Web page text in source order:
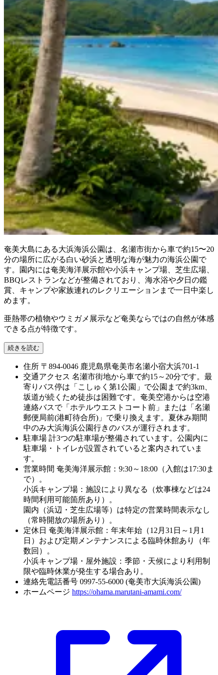
奄美大島にある大浜海浜公園は、名瀬市街から車で約15〜20
分の場所に広がる白い砂浜と透明な海が魅力の海浜公園で
す。園内には奄美海洋展示館や小浜キャンプ場、芝生広場、
BBQレストランなどが整備されており、海水浴や夕日の鑑
賞、キャンプや家族連れのレクリエーションまで一日中楽し
めます。
亜熱帯の植物やウミガメ展示など奄美ならではの自然が体感
できる点が特徴です。
続きを読む
住所 〒894-0046 鹿児島県奄美市名瀬小宿大浜701-1
交通アクセス 名瀬市街地から車で約15～20分です。最
寄りバス停は「こしゅく第1公園」で公園まで約3km、
坂道が続くため徒歩は困難です。奄美空港からは空港
連絡バスで「ホテルウエストコート前」または「名瀬
郵便局前(港町待合所)」で乗り換えます。夏休み期間
中のみ大浜海浜公園行きのバスが運行されます。
駐車場 計3つの駐車場が整備されています。公園内に
駐車場・トイレが設置されていると案内されていま
す。
営業時間 奄美海洋展示館：9:30～18:00（入館は17:30ま
で）。
小浜キャンプ場：施設により異なる（炊事棟などは24
時間利用可能箇所あり）。
園内（浜辺・芝生広場等）は特定の営業時間表示なし
（常時開放の場所あり）。
定休日 奄美海洋展示館：年末年始（12月31日～1月1
日）および定期メンテナンスによる臨時休館あり（年
数回）。
小浜キャンプ場・屋外施設：季節・天候により利用制
限や臨時休業が発生する場合あり。
連絡先電話番号 0997-55-6000 (奄美市大浜海浜公園)
ホームページ https://ohama.marutani-amami.com/